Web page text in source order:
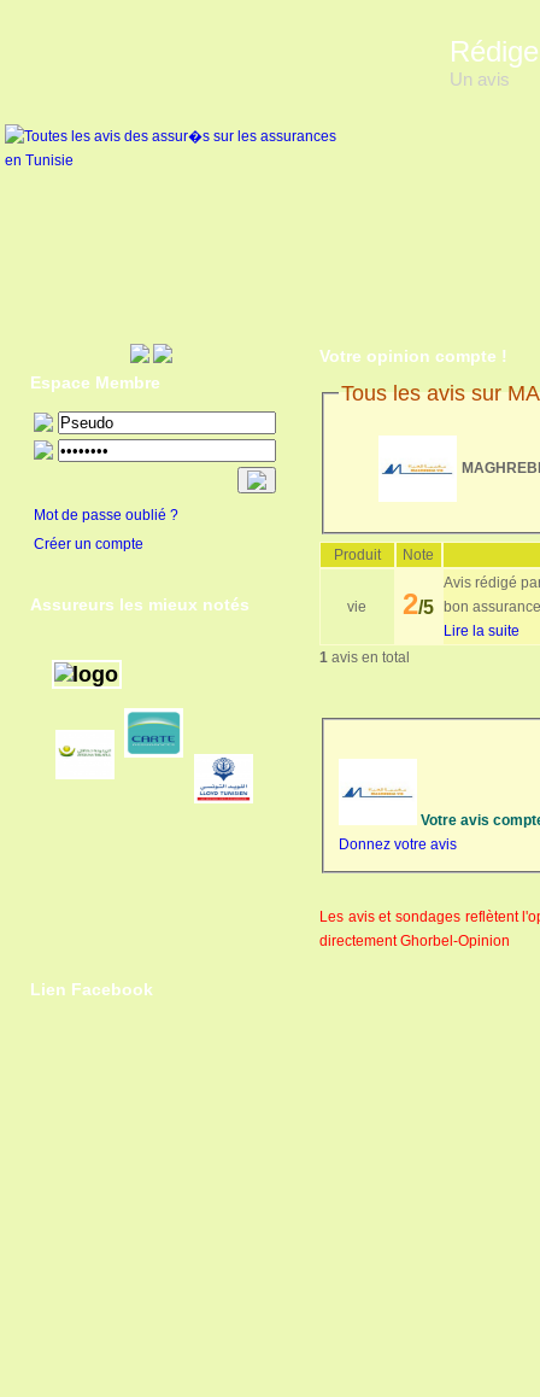
Un avis
Espace Membre
Mot de passe oublié ?
Créer un compte
Assureurs les mieux notés
Lien Facebook
Votre opinion compte !
Tous les avis sur
Produit Note
vie 2/5
Avis rédigé
bon
Lire la suite
1 avis en total
Votre avis
Donnez votre avis
Les avis et sondages reflètent
directement Ghorbel-Opinion